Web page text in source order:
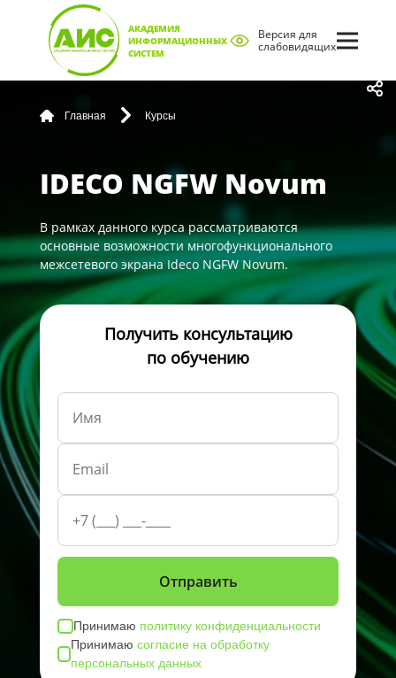
АКАДЕМИЯ
ИНФОРМАЦИОННЫХ
СИСТЕМ
Версия для
слабовидящих
Главная Курсы
IDECO NGFW Novum
В рамках данного курса рассматриваются
основные возможности многофункционального
межсетевого экрана Ideco NGFW Novum.
Получить консультацию
по обучению
Принимаю политику конфиденциальности
Принимаюсогласие на обработку
персональных данных